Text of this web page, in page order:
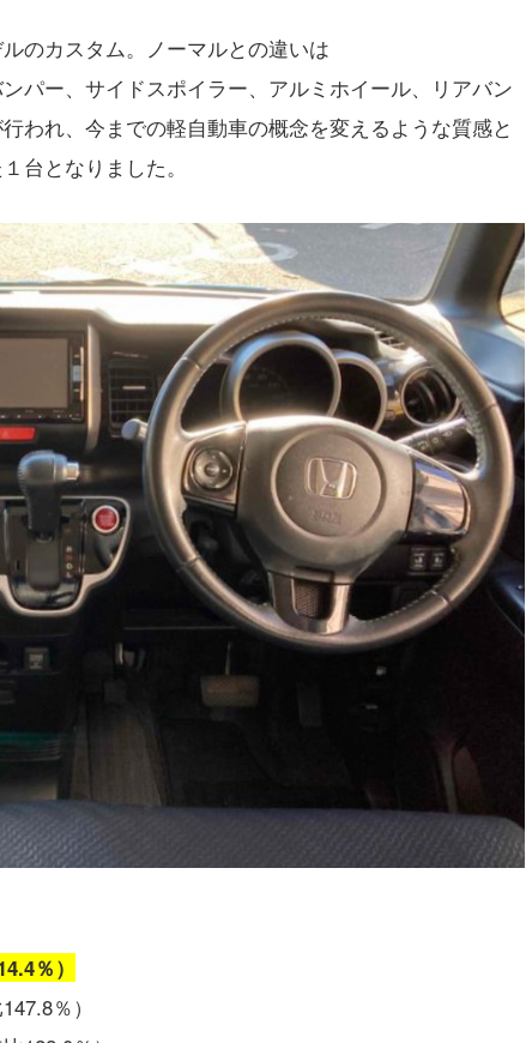
のカスタム。ノーマルとの違いは
パー、サイドスポイラー、アルミホイール、リアバン
われ、今までの軽自動車の概念を変えるような質感と
台となりました。
％）
％）